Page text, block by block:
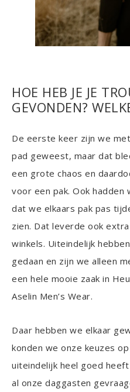
HOE HEB JE JE
GEVONDEN?
De eerste keer zijn we
pad geweest, maar dat
een grote chaos en
voor een pak. Ook
dat we elkaars pak pas
zien. Dat leverde ook
winkels. Uiteindelijk
gedaan en zijn we alleen
een hele mooie zaak in
Aselin Men’s Wear.
Daar hebben we elkaar
konden we onze keuzes
uiteindelijk heel goed
al onze daggasten